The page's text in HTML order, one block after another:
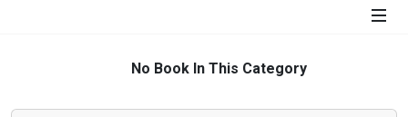
No Book In This Category